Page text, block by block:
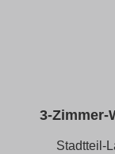
3-Zimmer-
Stadtteil-